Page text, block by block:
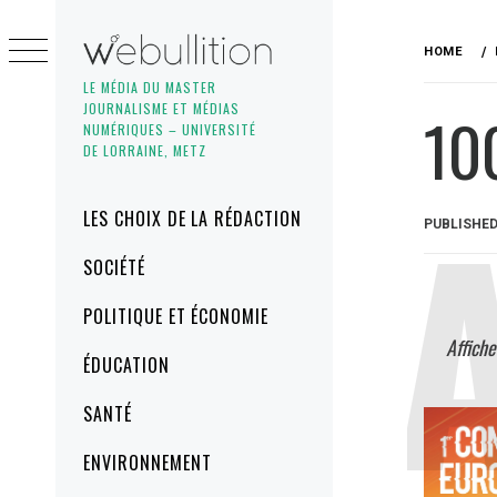
LE MÉDIA DU MASTER
JOURNALISME ET MÉDIAS
NUMÉRIQUES – UNIVERSITÉ
DE LORRAINE, METZ
MenuLES CHOIX DE LA RÉDACTION
SOCIÉTÉ
POLITIQUE ET ÉCONOMIE
ÉDUCATION
SANTÉ
ENVIRONNEMENT
to
content
HOME